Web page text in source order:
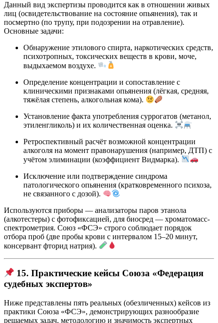
Данный вид экспертизы проводится как в отношении живых
лиц (освидетельствование на состояние опьянения), так и
посмертно (по трупу, при подозрении на отравление).
Основные задачи:
Обнаружение этилового спирта, наркотических средств,
психотропных, токсических веществ в крови, моче,
выдыхаемом воздухе.
Определение концентрации и сопоставление с
клиническими признаками опьянения (лёгкая, средняя,
тяжёлая степень, алкогольная кома).
Установление факта употребления суррогатов (метанол,
этиленгликоль) и их количественная оценка.
Ретроспективный расчёт возможной концентрации
алкоголя на момент правонарушения (например, ДТП) с
учётом элиминации (коэффициент Видмарка).
Исключение или подтверждение синдрома
патологического опьянения (кратковременного психоза,
не связанного с дозой).
Используются приборы — анализаторы паров этанола
(алкотестеры) с фотофиксацией, для биосред — хроматомасс-
спектрометрия. Союз «ФСЭ» строго соблюдает порядок
отбора проб (две пробы крови с интервалом 15–20 минут,
консервант фторид натрия).
15. Практические кейсы Союза «Федерация
судебных экспертов»
Ниже представлены пять реальных (обезличенных) кейсов из
практики Союза «ФСЭ», демонстрирующих разнообразие
решаемых задач, методологию и значимость экспертных